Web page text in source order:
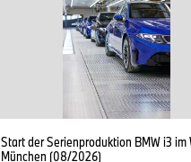
Start der Serienproduktion BMW i3 im
München (08/2026)